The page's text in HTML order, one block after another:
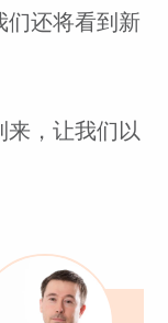
们还将看到新
来，让我们以